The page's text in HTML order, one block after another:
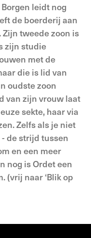
leidt nog
de boerderij aan
tweede zoon is
zijn studie
met de
die is lid van
oudste zoon
van zijn vrouw laat
sekte, haar via
Zelfs als je niet
de strijd tussen
en een meer
nog is Ordet een
(vrij naar ‘Blik op